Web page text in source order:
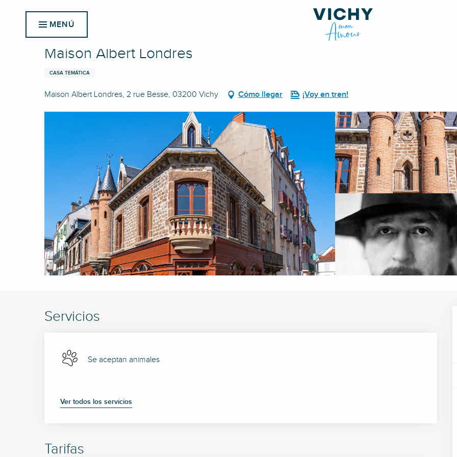
MENÚ
Inicio Maison Albert Londres
Maison Albert Londres
CASA TEMÁTICA
Maison Albert Londres, 2 rue Besse, 03200 Vichy Cómo llegar ¡Voy en tren!
Servicios
Se aceptan animales
Ver todos los servicios
Tarifas